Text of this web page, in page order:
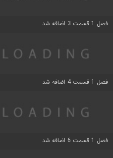
فصل 1 قسمت 3 اضافه شد
فصل 1 قسمت 4 اضافه شد
فصل 1 قسمت 6 اضافه شد